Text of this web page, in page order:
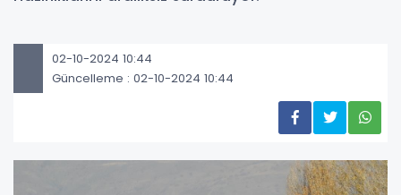
02-10-2024 10:44
Güncelleme : 02-10-2024 10:44